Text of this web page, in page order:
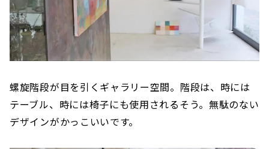
螺旋階段が目を引くギャラリー空間。階段は、時には
テーブル、時には椅子にも使用されるそう。無駄のない
デザインがかっこいいです。